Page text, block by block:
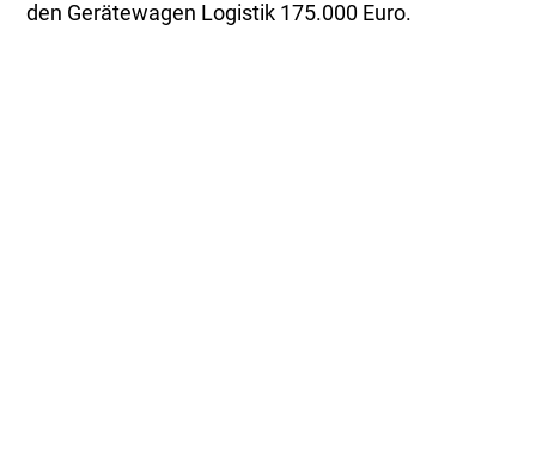
den Gerätewagen Logistik 175.000 Euro.